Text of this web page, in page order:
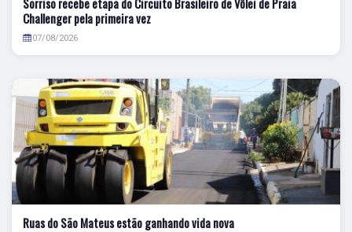
Challenger pela primeira vez
07/08/2026
Ruas do São Mateus estão ganhando vida nova